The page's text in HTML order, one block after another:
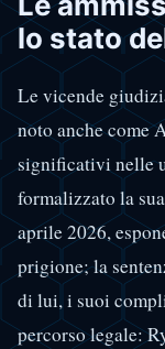
lo stato
Le vicende
noto anche come
significativi nelle
formalizzato la
aprile 2026,
prigione; la
di lui, i suoi
percorso legale: